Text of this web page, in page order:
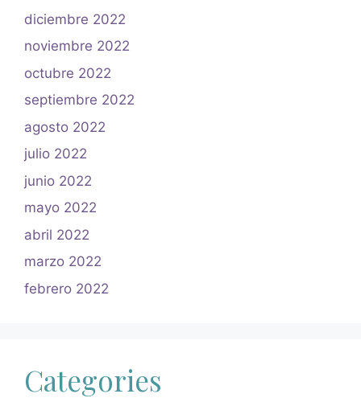
diciembre 2022
noviembre 2022
octubre 2022
septiembre 2022
agosto 2022
julio 2022
junio 2022
mayo 2022
abril 2022
marzo 2022
febrero 2022
Categories